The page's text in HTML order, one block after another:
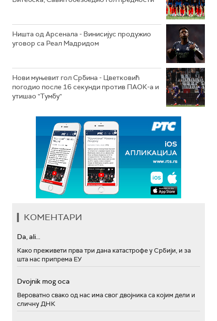
Ништа од Арсенала - Винисијус продужио
уговор са Реал Мадридом
Нови муњевит гол Србина - Цветковић
погодио после 16 секунди против ПАОК-а и
утишао "Тумбу"
КОМЕНТАРИ
Da, ali...
Како преживети прва три дана катастрофе у Србији, и за
шта нас припрема ЕУ
Dvojnik mog oca
Вероватно свако од нас има свог двојника са којим дели и
сличну ДНК